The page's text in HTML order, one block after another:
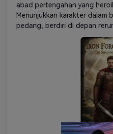
abad pertengahan yang
Menunjukkan karakter dalam
pedang, berdiri di depan
atau medan perang.
dramatis, partikel debu,
Kontras yang kuat, energi
petualangan sejarah